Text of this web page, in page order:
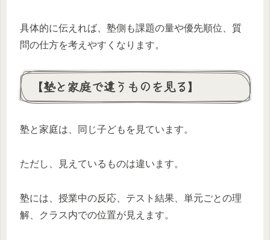
具体的に伝えれば、塾側も課題の量や優先順位、質
問の仕方を考えやすくなります。
【塾と家庭で違うものを見る】
塾と家庭は、同じ子どもを見ています。
ただし、見えているものは違います。
塾には、授業中の反応、テスト結果、単元ごとの理
解、クラス内での位置が見えます。